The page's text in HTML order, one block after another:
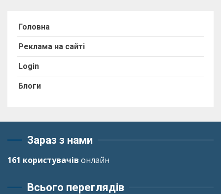
Головна
Реклама на сайті
Login
Блоги
Зараз з нами
161 користувачів онлайн
Всього переглядів